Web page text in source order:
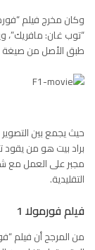
“توب غان: مافريك”،
طبق الأصل من صيغة
حيث يجمع بين
براد بيتهو من يقود
مجبر على العمل مع
التقليدية.
فيلم فورمولا 1